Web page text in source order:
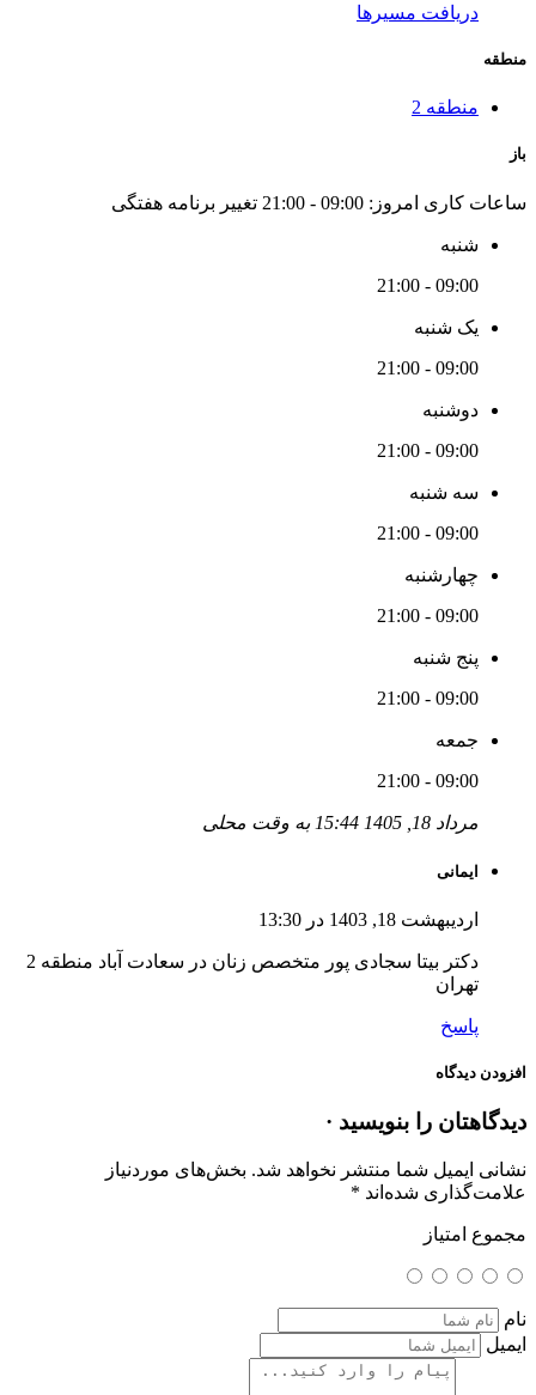
دریافت مسیرها
منطقه
منطقه 2
باز
ساعات کاری امروز: 09:00 - 21:00 تغییر برنامه هفتگی
شنبه
09:00 - 21:00
یک شنبه
09:00 - 21:00
دوشنبه
09:00 - 21:00
سه شنبه
09:00 - 21:00
چهارشنبه
09:00 - 21:00
پنج شنبه
09:00 - 21:00
جمعه
09:00 - 21:00
مرداد 18, 1405 15:44 به وقت محلی
ایمانی
اردیبهشت 18, 1403 در 13:30
دکتر بیتا سجادی پور متخصص زنان در سعادت آباد منطقه 2
تهران
پاسخ
افزودن دیدگاه
دیدگاهتان را بنویسید ·
نشانی ایمیل شما منتشر نخواهد شد. بخش‌های موردنیاز
علامت‌گذاری شده‌اند *
مجموع امتیاز
نام
ایمیل